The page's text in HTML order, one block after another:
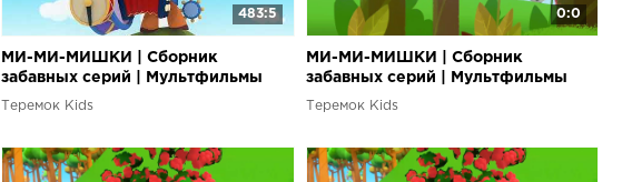
483:5
МИ-МИ-МИШКИ | Сборник
забавных серий | Мультфильмы
для детей?
Теремок Kids
0:0
МИ-МИ-МИШКИ | Сборник
забавных серий | Мультфильмы
для детей?
Теремок Kids